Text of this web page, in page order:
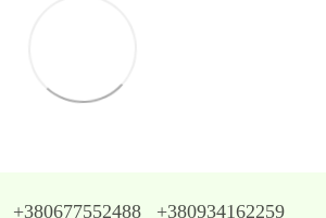
+380677552488 +380934162259